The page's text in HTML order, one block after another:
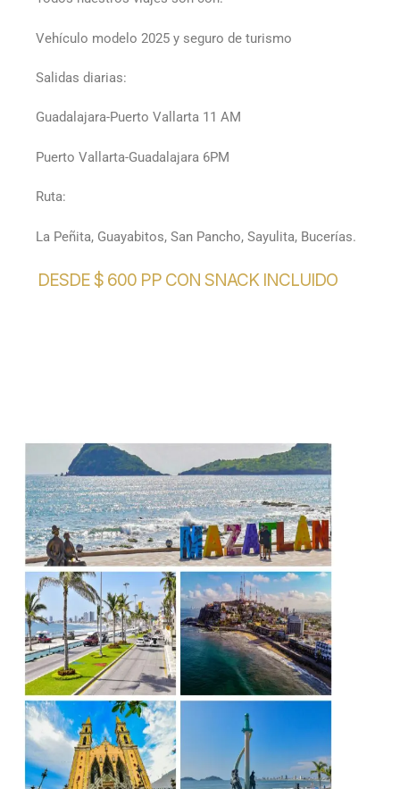
Vehículo modelo 2025 y seguro de turismo
Salidas diarias:
Guadalajara-Puerto Vallarta 11 AM
Puerto Vallarta-Guadalajara 6PM
Ruta:
La Peñita, Guayabitos, San Pancho, Sayulita, Bucerías.
DESDE $ 600 PP CON SNACK INCLUIDO